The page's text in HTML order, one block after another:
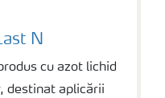
N
cu azot lichid
destinat aplicării